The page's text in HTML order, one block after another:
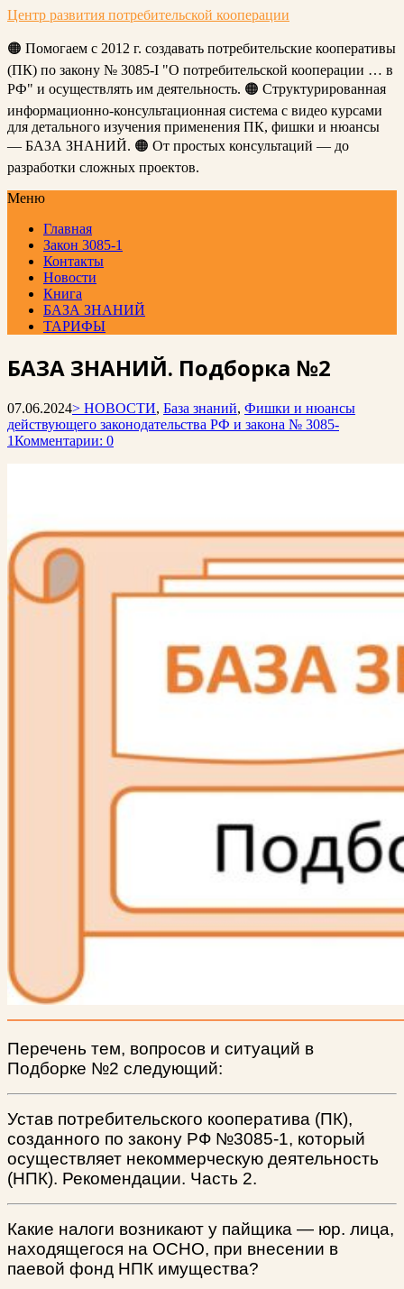
Центр развития потребительской кооперации
🟠 Помогаем с 2012 г. создавать потребительские кооперативы
(ПК) по закону № 3085-I "О потребительской кооперации … в
РФ" и осуществлять им деятельность. 🟠 Структурированная
информационно-консультационная система с видео курсами
для детального изучения применения ПК, фишки и нюансы
— БАЗА ЗНАНИЙ. 🟠 От простых консультаций — до
разработки сложных проектов.
Меню
Главная
Закон 3085-1
Контакты
Новости
Книга
БАЗА ЗНАНИЙ
ТАРИФЫ
БАЗА ЗНАНИЙ. Подборка №2
07.06.2024> НОВОСТИ, База знаний, Фишки и нюансы
действующего законодательства РФ и закона № 3085-
1Комментарии: 0
Перечень тем, вопросов и ситуаций в
Подборке №2 следующий:
Устав потребительского кооператива (ПК),
созданного по закону РФ №3085-1, который
осуществляет некоммерческую деятельность
(НПК). Рекомендации. Часть 2.
Какие налоги возникают у пайщика — юр. лица,
находящегося на ОСНО, при внесении в
паевой фонд НПК имущества?